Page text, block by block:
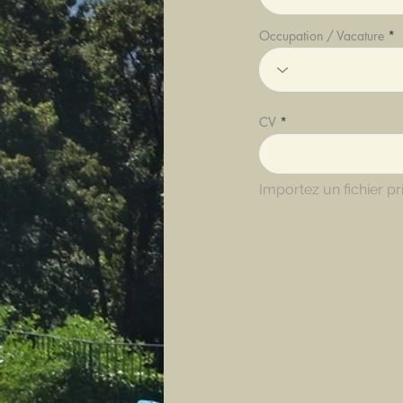
Occupation / Vacature
CV
Importez un fichier